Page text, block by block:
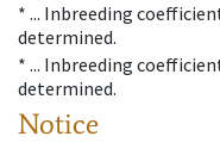
* ... Inbreeding
determined.
* ... Inbreeding
determined.
Notice